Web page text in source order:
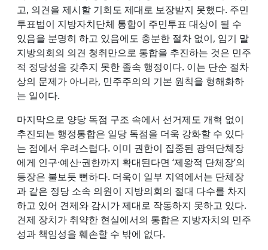
고, 의견을 제시할 기회도 제대로 보장받지 못했다. 주민
투표법이 지방자치단체 통합이 주민투표 대상이 될 수
있음을 분명히 하고 있음에도 충분한 절차 없이, 임기 말
지방의회의 의견 청취만으로 통합을 추진하는 것은 민주
적 정당성을 갖추지 못한 졸속 행정이다. 이는 단순 절차
상의 문제가 아니라, 민주주의의 기본 원칙을 형해화하
는 일이다.
마지막으로 양당 독점 구조 속에서 선거제도 개혁 없이
추진되는 행정통합은 일당 독점을 더욱 강화할 수 있다
는 점에서 우려스럽다. 이미 권한이 집중된 광역단체장
에게 인구·예산·권한까지 확대된다면 ‘제왕적 단체장’의
등장은 불보듯 뻔하다. 더욱이 일부 지역에서는 단체장
과 같은 정당 소속 의원이 지방의회의 절대 다수를 차지
하고 있어 견제와 감시가 제대로 작동하지 못하고 있다.
견제 장치가 취약한 현실에서의 통합은 지방자치의 민주
성과 책임성을 훼손할 수 밖에 없다.